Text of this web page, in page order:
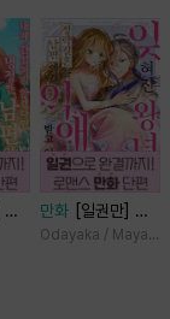
내
만화
[일권만] 잊
혀진 왕녀지만 정
Odayaka / Maya